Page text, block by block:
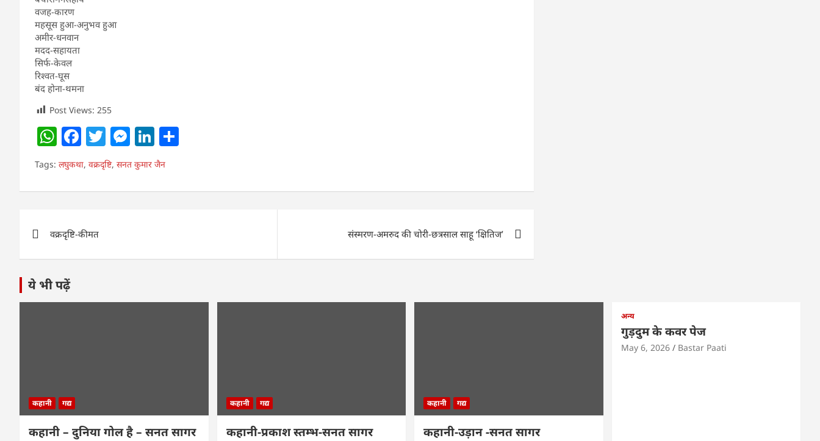
वजह-कारण
महसूस हुआ-अनुभव हुआ
अमीर-धनवान
मदद-सहायता
सिर्फ-केवल
रिश्वत-घूस
बंद होना-थमना
Post Views: 255
W
h
at
s
p
p
F
a
c
e
o
o
T
w
itt
er
M
e
ss
e
er
Li
n
k
e e
Tags: लघुकथा, वक्रदृष्टि, सनत कुमार जैन
navigation
वक्रदृष्टि-कीमत संस्मरण-अमरुद की चोरी-छत्रसाल साहू ‘क्षितिज’
ये भी पढ़ें
कहानी गद्य
कहानी – दुनिया गोल है – सनत सागर
कहानी गद्य
कहानी-प्रकाश स्तम्भ-सनत सागर
कहानी गद्य
कहानी-उड़ान -सनत सागर
अन्य
गुड़दुम के कवर पेज
May 6, 2026 Bastar Paati